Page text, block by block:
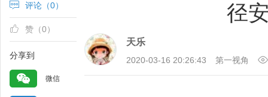
径
天乐
2020-03-16 20:26:43 第一视角
评论（0）
赞（0）
分享到
微信